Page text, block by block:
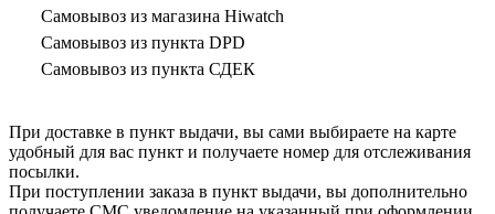
Самовывоз из магазина Hiwatch
Самовывоз из пункта DPD
Самовывоз из пункта СДЕК
При доставке в пункт выдачи, вы сами выбираете на карте
удобный для вас пункт и получаете номер для отслеживания
посылки.
При поступлении заказа в пункт выдачи, вы дополнительно